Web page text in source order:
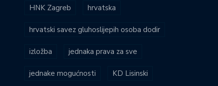
HNK Zagreb hrvatska
hrvatski savez gluhoslijepih osoba dodir
izložba jednaka prava za sve
jednake mogućnosti KD Lisinski